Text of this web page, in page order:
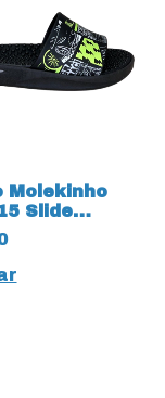
Molekinho
Slide
Uganda